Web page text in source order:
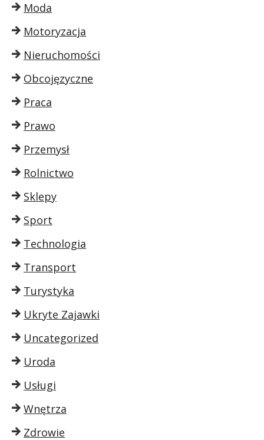
Moda
Motoryzacja
Nieruchomości
Obcojęzyczne
Praca
Prawo
Przemysł
Rolnictwo
Sklepy
Sport
Technologia
Transport
Turystyka
Ukryte Zajawki
Uncategorized
Uroda
Usługi
Wnętrza
Zdrowie